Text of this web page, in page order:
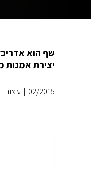
שף הוא
יצירת אמנות
02/2015
| עיצוב